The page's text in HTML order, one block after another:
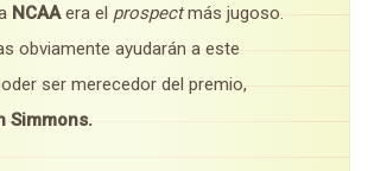
NCAAera el prospectmás jugoso.
obviamente ayudarán a este
ser merecedor del premio,
Simmons.